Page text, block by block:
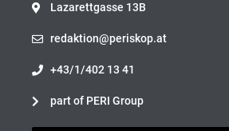
Lazarettgasse 13B
redaktion@periskop.at
+43/1/402 13 41
part of PERI Group